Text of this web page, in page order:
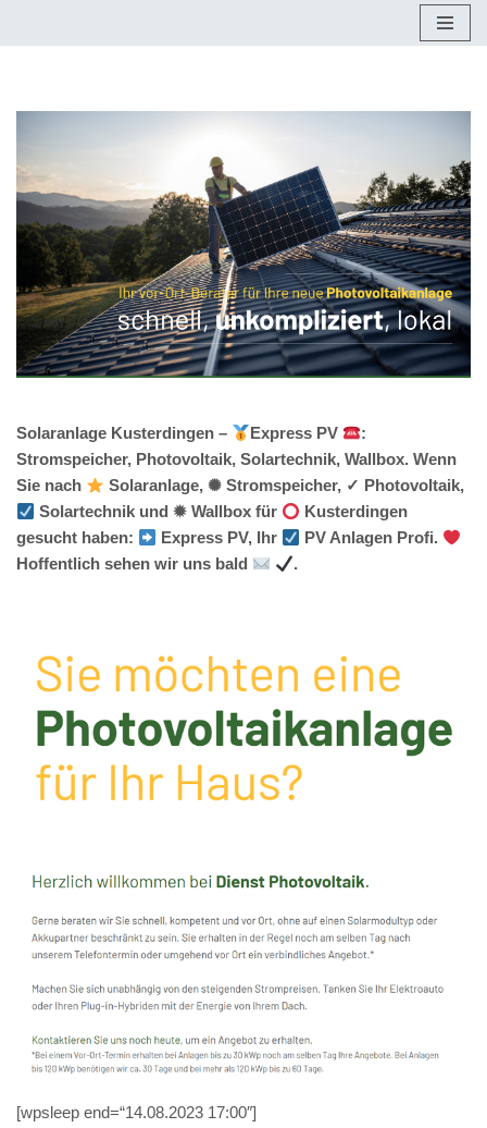
springen
Solaranlage Kusterdingen – Express PV
:
Stromspeicher, Photovoltaik, Solartechnik, Wallbox. Wenn
Sie nach
Solaranlage, ✺ Stromspeicher, ✓ Photovoltaik,
Solartechnik und ✹ Wallbox für
Kusterdingen
gesucht haben:
Express PV, Ihr
PV Anlagen Profi.
Hoffentlich sehen wir uns bald
.
[wpsleep end=“14.08.2023 17:00″]